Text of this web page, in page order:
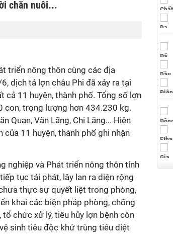
chăn nuôi...
triển nông thôn cùng các địa
dịch tả lợn châu Phi đã xảy ra tại
11 huyện, thành phố. Tổng số lợn
con, trọng lượng hơn 434.230 kg.
Quan, Văn Lãng, Chi Lăng... Hiện
11 huyện, thành phố ghi nhận
nghiệp và Phát triển nông thôn tỉnh
tục tái phát, lây lan ra diện rộng
thực sự quyết liệt trong phòng,
khai các biện pháp phòng, chống
chức xử lý, tiêu hủy lợn bệnh còn
sinh tiêu độc khử trùng tiêu diệt